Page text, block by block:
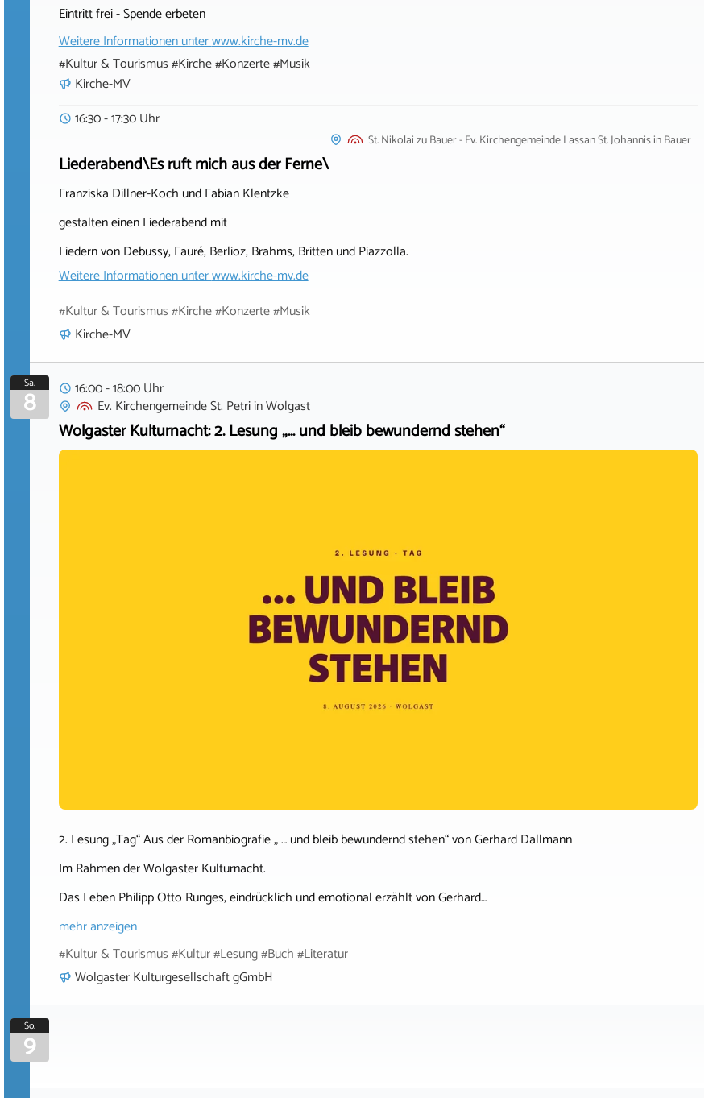
Eintritt frei - Spende erbeten
Weitere Informationen unterwww.kirche-mv.de
#Kultur & Tourismus #Kirche #Konzerte #Musik
Kirche-MV
16:30 - 17:30 Uhr
St. Nikolai zu Bauer - Ev. Kirchengemeinde Lassan St. JohannisinBauer
Liederabend\Es ruft mich aus der Ferne\
Franziska Dillner-Koch und Fabian Klentzke
gestalten einen Liederabend mit
Liedern von Debussy, Fauré, Berlioz, Brahms, Britten und Piazzolla.
Weitere Informationen unterwww.kirche-mv.de
#Kultur & Tourismus #Kirche #Konzerte #Musik
Kirche-MV
Sa.
8
16:00 - 18:00 Uhr
Ev. Kirchengemeinde St. PetriinWolgast
Wolgaster Kulturnacht: 2. Lesung „… und bleib bewundernd stehen“
2. Lesung „Tag“ Aus der Romanbiografie „ … und bleib bewundernd stehen“ von Gerhard Dallmann
Im Rahmen der Wolgaster Kulturnacht.
Das Leben Philipp Otto Runges, eindrücklich und emotional erzählt von Gerhard…
mehr anzeigen
#Kultur & Tourismus #Kultur #Lesung #Buch #Literatur
Wolgaster Kulturgesellschaft gGmbH
So.
9